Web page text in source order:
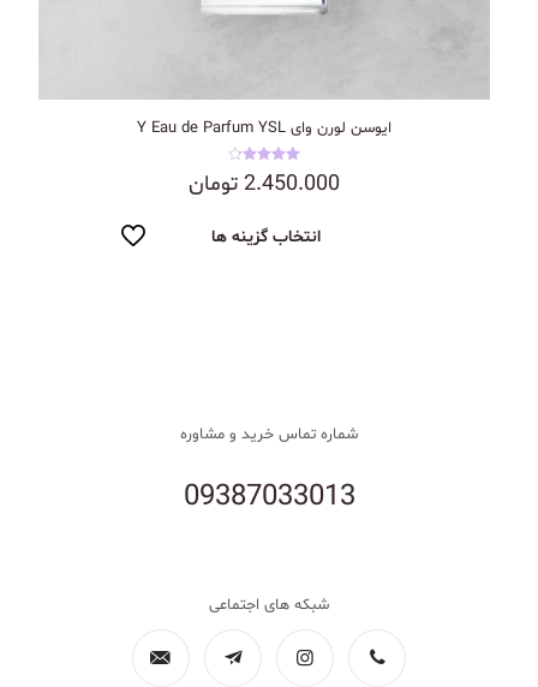
ایوسن لورن وای Y Eau de Parfum YSL
نمره
4.25
2.450.000 تومان
انتخاب گزینه ها
09387033013
شماره تماس خرید و مشاوره
شبکه های اجتماعی